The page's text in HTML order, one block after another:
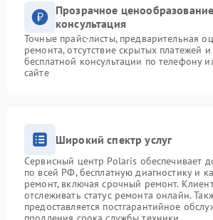
Прозрачное
консультация
Точные прайс-листы, предварительная
ремонта, отсутствие скрытых платежей
бесплатной консультации по телефону
сайте
Широкий спектр услуг
Сервисный центр Polaris обеспечивает
по всей РФ, бесплатную диагностику и
ремонт, включая срочный ремонт.
отслеживать статус ремонта онлайн.
предоставляется постгарантийное